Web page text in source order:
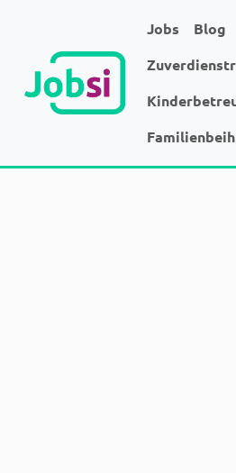
Jobs Blog